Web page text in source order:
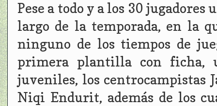
Pese a todo y a los 30
largo de la temporada, en la
ninguno de los tiempos de
primera plantilla con ficha,
juveniles, los centrocampistas
Niqi Endurit, además de los